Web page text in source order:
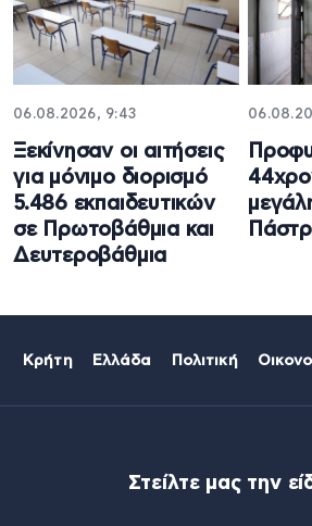
06.08.2026, 9:43
Ξεκίνησαν οι αιτήσεις
για μόνιμο διορισμό
5.486 εκπαιδευτικών
σε Πρωτοβάθμια και
Δευτεροβάθμια
Κρήτη Ελλάδα Πολιτική
Στείλτε μας την